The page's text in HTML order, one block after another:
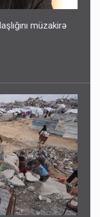
müzakirə